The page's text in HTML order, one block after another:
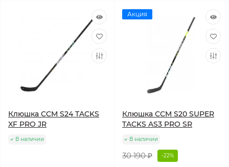
Клюшка CCM S24 TACKS
XF PRO JR
В наличии
Акция
Клюшка CCM S20 SUPER
TACKS AS3 PRO SR
В наличии
30 190 ₽ -22%